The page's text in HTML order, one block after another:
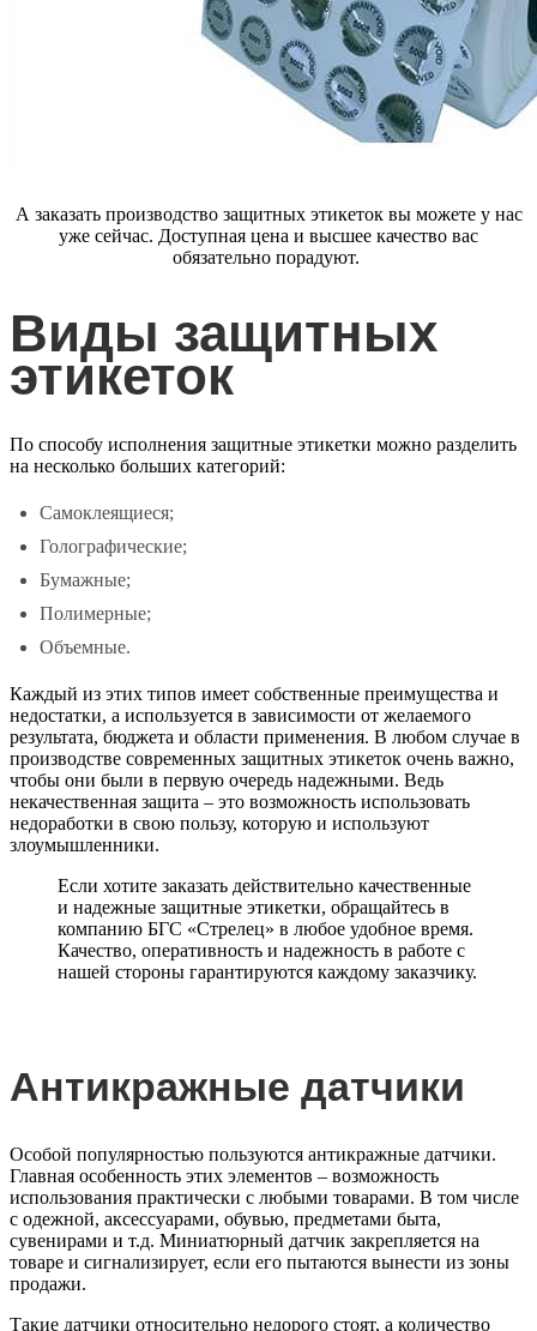
А заказать производство защитных этикеток вы можете у нас
уже сейчас. Доступная цена и высшее качество вас
обязательно порадуют.
Виды защитных
этикеток
По способу исполнения защитные этикетки можно разделить
на несколько больших категорий:
Самоклеящиеся;
Голографические;
Бумажные;
Полимерные;
Объемные.
Каждый из этих типов имеет собственные преимущества и
недостатки, а используется в зависимости от желаемого
результата, бюджета и области применения. В любом случае в
производстве современных защитных этикеток очень важно,
чтобы они были в первую очередь надежными. Ведь
некачественная защита – это возможность использовать
недоработки в свою пользу, которую и используют
злоумышленники.
Если хотите заказать действительно качественные
и надежные защитные этикетки, обращайтесь в
компанию БГС «Стрелец» в любое удобное время.
Качество, оперативность и надежность в работе с
нашей стороны гарантируются каждому заказчику.
Антикражные датчики
Особой популярностью пользуются антикражные датчики.
Главная особенность этих элементов – возможность
использования практически с любыми товарами. В том числе
с одежной, аксессуарами, обувью, предметами быта,
сувенирами и т.д. Миниатюрный датчик закрепляется на
товаре и сигнализирует, если его пытаются вынести из зоны
продажи.
Такие датчики относительно недорого стоят, а количество